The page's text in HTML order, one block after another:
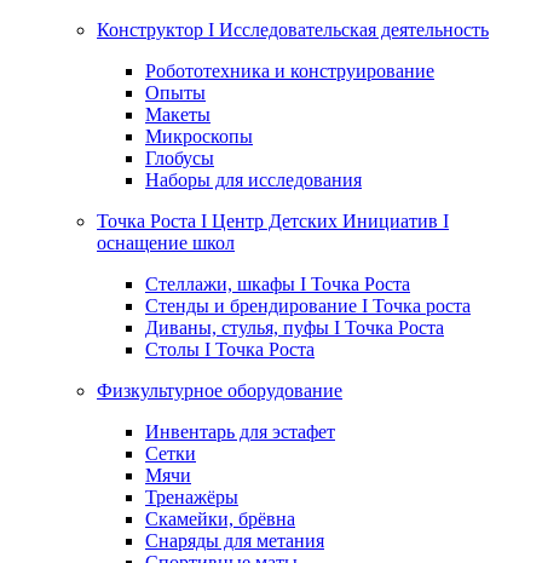
Конструктор I Исследовательская деятельность
Робототехника и конструирование
Опыты
Макеты
Микроскопы
Глобусы
Наборы для исследования
Точка Роста I Центр Детских Инициатив I
оснащение школ
Стеллажи, шкафы I Точка Роста
Стенды и брендирование I Точка роста
Диваны, стулья, пуфы I Точка Роста
Столы I Точка Роста
Физкультурное оборудование
Инвентарь для эстафет
Сетки
Мячи
Тренажёры
Скамейки, брёвна
Снаряды для метания